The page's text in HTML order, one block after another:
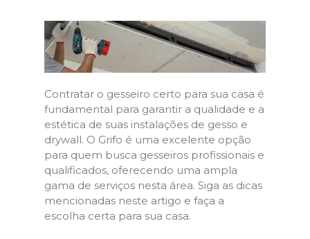
Contratar o gesseiro certo para sua casa é
fundamental para garantir a qualidade e a
estética de suas instalações de gesso e
drywall. O Grifo é uma excelente opção
para quem busca gesseiros profissionais e
qualificados, oferecendo uma ampla
gama de serviços nesta área. Siga as dicas
mencionadas neste artigo e faça a
escolha certa para sua casa.